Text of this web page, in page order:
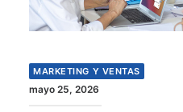
MARKETING Y VENTAS
mayo 25, 2026